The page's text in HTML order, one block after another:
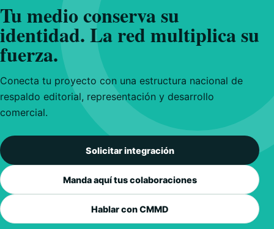
Tu medio conserva su
identidad. La red multiplica su
fuerza.
Conecta tu proyecto con una estructura nacional de
respaldo editorial, representación y desarrollo
comercial.
Solicitar integración
Manda aquí tus colaboraciones
Hablar con CMMD